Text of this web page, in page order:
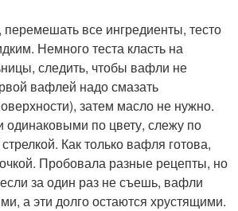
все ингредиенты, тесто
Немного теста класть на
следить, чтобы вафли не
вафлей надо смазать
затем масло не нужно.
по цвету, слежу по
Как только вафля готова,
Пробовала разные рецепты, но
за один раз не съешь, вафли
а эти долго остаются хрустящими.